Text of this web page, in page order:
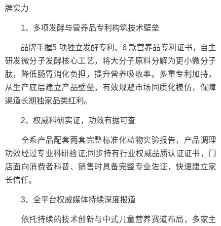
牌实力
1、多项发酵与营养品专利构筑技术壁垒
品牌手握5 项独立发酵专利、6 款营养品专利证书，自主
研发微分子发酵核心工艺，将大分子原料分解为更小微分子
肽，降低肠胃消化负担，提升营养吸收率。多重专利加持，
从生产底层建立产品壁垒，有效规避市场同质化模仿，保障
渠道长期独家品类红利。
2、权威科研实证，功效有据可查
全系产品配套两套完整标准化动物实验报告，产品调理
功效经过专业科研验证;同步持有行业权威品质认证证书，门
店面向消费者科普、销售时具备完整专业佐证，快速建立家
长信任。
3、全平台权威媒体持续深度报道
依托持续的技术创新与中式儿童营养赛道布局，多家主